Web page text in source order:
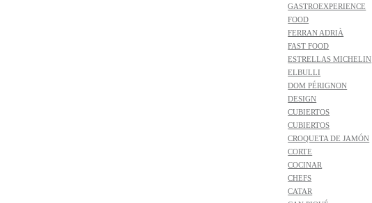
GASTROEXPERIENCE
FOOD
FERRAN ADRIÀ
FAST FOOD
ESTRELLAS MICHELIN
ELBULLI
DOM PÉRIGNON
DESIGN
CUBIERTOS
CUBIERTOS
CROQUETA DE JAMÓN
CORTE
COCINAR
CHEFS
CATAR